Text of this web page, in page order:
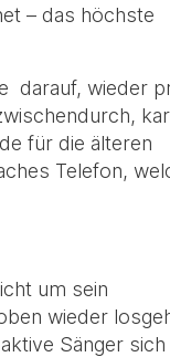
– das höchste
darauf, wieder
für die älteren
Telefon,
um sein
wieder
Sänger sich